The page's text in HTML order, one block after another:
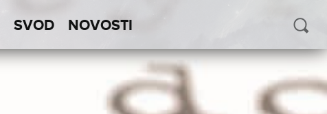
SVOD NOVOSTI